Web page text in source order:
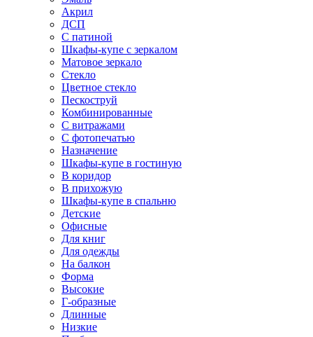
Акрил
ДСП
С патиной
Шкафы-купе с зеркалом
Матовое зеркало
Стекло
Цветное стекло
Пескоструй
Комбинированные
С витражами
С фотопечатью
Назначение
Шкафы-купе в гостиную
В коридор
В прихожую
Шкафы-купе в спальню
Детские
Офисные
Для книг
Для одежды
На балкон
Форма
Высокие
Г-образные
Длинные
Низкие